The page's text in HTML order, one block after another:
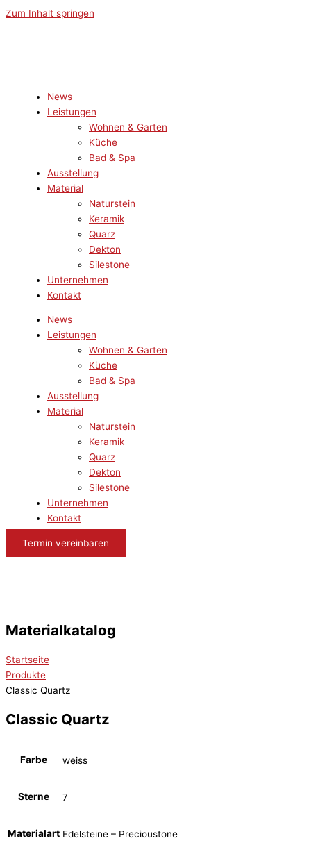
Zum Inhalt springen
News
Leistungen
Wohnen & Garten
Küche
Bad & Spa
Ausstellung
Material
Naturstein
Keramik
Quarz
Dekton
Silestone
Unternehmen
Kontakt
News
Leistungen
Wohnen & Garten
Küche
Bad & Spa
Ausstellung
Material
Naturstein
Keramik
Quarz
Dekton
Silestone
Unternehmen
Kontakt
Termin vereinbaren
Materialkatalog
Startseite
Produkte
Classic Quartz
Classic Quartz
Farbe weiss
Sterne 7
Materialart Edelsteine – Precioustone